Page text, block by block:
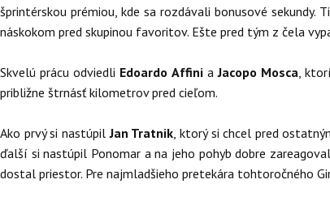
šprintérskou prémiou, kde sa rozdávali bonusové
náskokom pred skupinou favoritov. Ešte pred tým z čela
Skvelú prácu odviedli Edoardo AffiniaJacopo Mosca,
približne štrnásť kilometrov pred cieľom.
Ako prvý si nastúpilJan Tratnik, ktorý si chcel pred
ďalší si nastúpil Ponomar a na jeho pohyb dobre zareagoval
dostal priestor. Pre najmladšieho pretekára tohtoročného